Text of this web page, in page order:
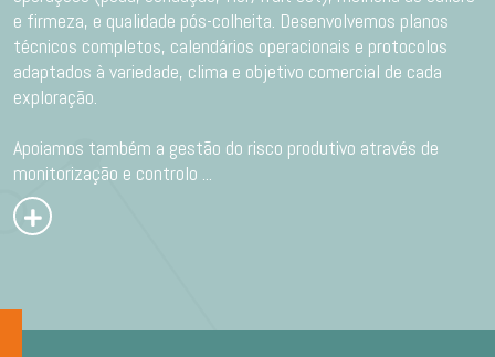
e firmeza, e qualidade pós-colheita. Desenvolvemos planos
técnicos completos, calendários operacionais e protocolos
adaptados à variedade, clima e objetivo comercial de cada
exploração.
Apoiamos também a gestão do risco produtivo através de
monitorização e controlo ...